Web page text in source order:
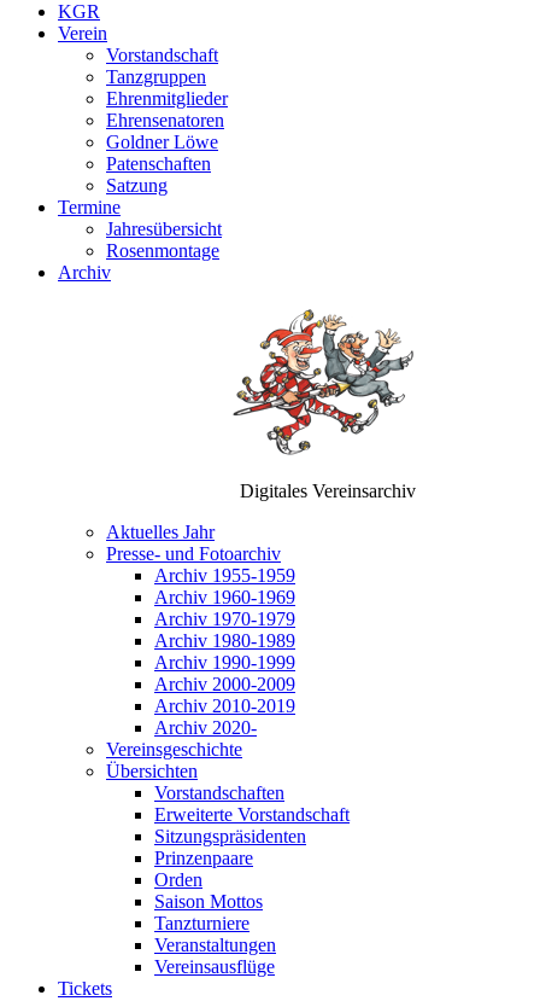
KGR
Verein
Vorstandschaft
Tanzgruppen
Ehrenmitglieder
Ehrensenatoren
Goldner Löwe
Patenschaften
Satzung
Termine
Jahresübersicht
Rosenmontage
Archiv
Digitales Vereinsarchiv
Aktuelles Jahr
Presse- und Fotoarchiv
Archiv 1955-1959
Archiv 1960-1969
Archiv 1970-1979
Archiv 1980-1989
Archiv 1990-1999
Archiv 2000-2009
Archiv 2010-2019
Archiv 2020-
Vereinsgeschichte
Übersichten
Vorstandschaften
Erweiterte Vorstandschaft
Sitzungspräsidenten
Prinzenpaare
Orden
Saison Mottos
Tanzturniere
Veranstaltungen
Vereinsausflüge
Tickets